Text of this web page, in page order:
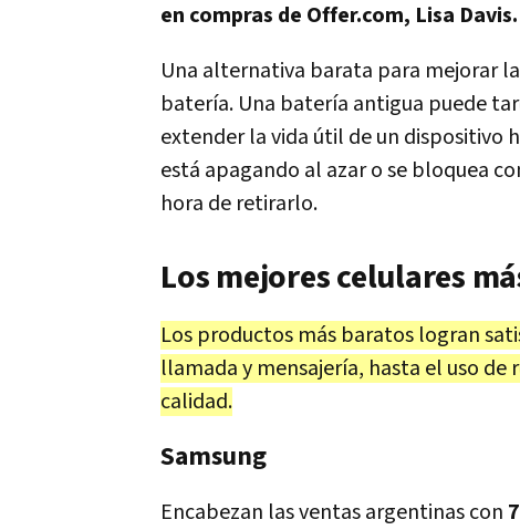
en compras de Offer.com, Lisa Davis.
Una alternativa barata para mejorar
batería. Una batería antigua puede
extender la vida útil de un dispositivo
está apagando al azar o se bloquea
hora de retirarlo.
Los mejores celulares
Los productos más baratos logran
llamada y mensajería, hasta el uso
calidad.
Samsung
Encabezan las ventas argentinas con